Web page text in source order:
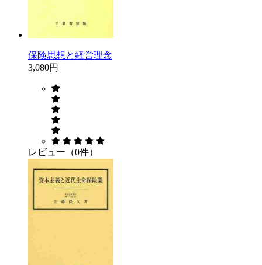
保険思想と経営理念
3,080円
レビュー（0件）